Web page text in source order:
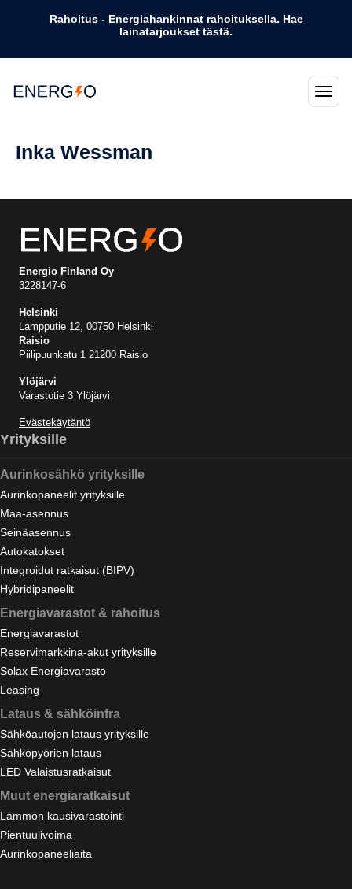
Rahoitus - Energiahankinnat rahoituksella. Hae
lainatarjoukset tästä.
Inka Wessman
Energio Finland Oy
3228147-6
Helsinki
Lampputie 12, 00750 Helsinki
Raisio
Piilipuunkatu 1 21200 Raisio
Ylöjärvi
Varastotie 3 Ylöjärvi
Evästekäytäntö
Yrityksille
Aurinkosähkö yrityksille
Aurinkopaneelit yrityksille
Maa-asennus
Seinäasennus
Autokatokset
Integroidut ratkaisut (BIPV)
Hybridipaneelit
Energiavarastot & rahoitus
Energiavarastot
Reservimarkkina-akut yrityksille
Solax Energiavarasto
Leasing
Lataus & sähköinfra
Sähköautojen lataus yrityksille
Sähköpyörien lataus
LED Valaistusratkaisut
Muut energiaratkaisut
Lämmön kausivarastointi
Pientuulivoima
Aurinkopaneeliaita